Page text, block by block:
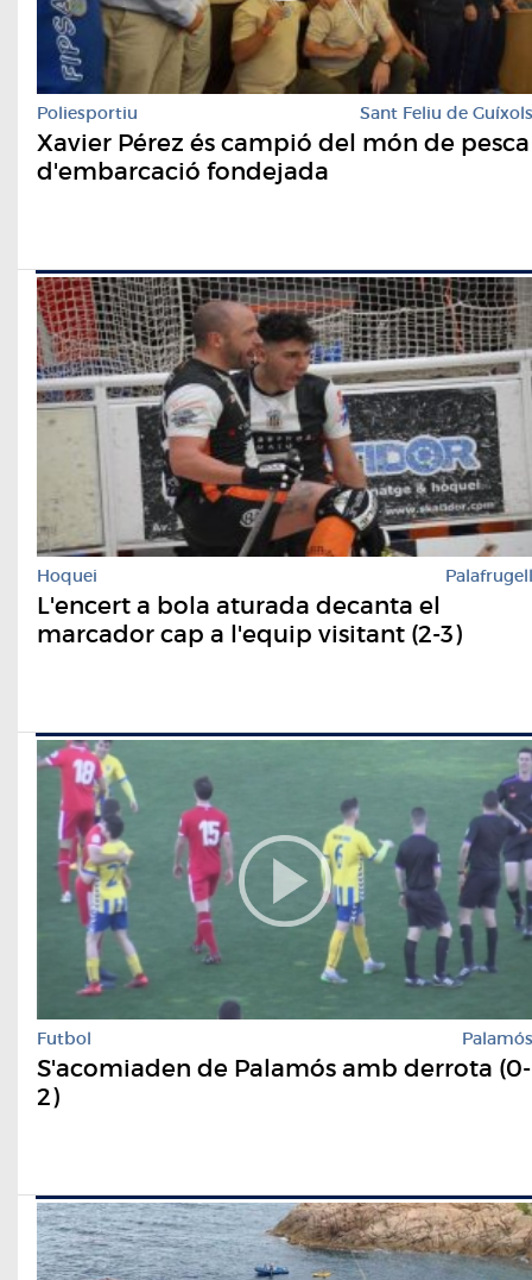
Poliesportiu Sant Feliu de Guíxols
Xavier Pérez és campió del món de pesca
d'embarcació fondejada
Hoquei Palafrugell
L'encert a bola aturada decanta el
marcador cap a l'equip visitant (2-3)
Futbol Palamós
S'acomiaden de Palamós amb derrota (0-
2)